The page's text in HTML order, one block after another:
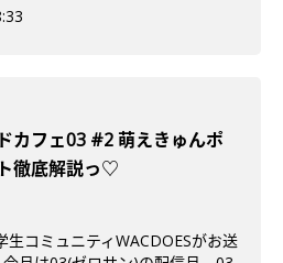
カフェ03 #2 萌えきゅんポ
徹底解説っ♡
生コミュニティWACDOESがお送